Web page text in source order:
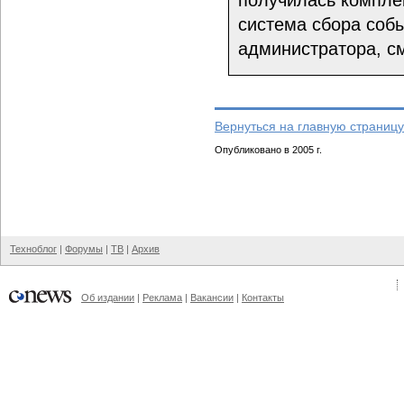
система сбора
администратора,
Вернуться на главную
Опубликовано в 2005 г.
Техноблог | Форумы | ТВ | Архив
Об издании | Реклама | Вакансии | Контакты